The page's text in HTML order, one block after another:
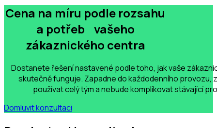
Cena na míru podle rozsahu
a potřeb vašeho
zákaznického centra
Dostanete řešení nastavené podle toho, jak vaše
skutečně funguje. Zapadne do každodenního provozu,
používat celý tým a nebude komplikovat stávající
Domluvit konzultaci